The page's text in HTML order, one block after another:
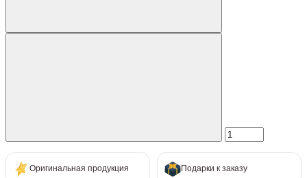
Оригинальная продукция Подарки к заказу